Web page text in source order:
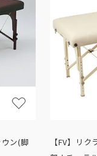
ン(脚
【FV】リ